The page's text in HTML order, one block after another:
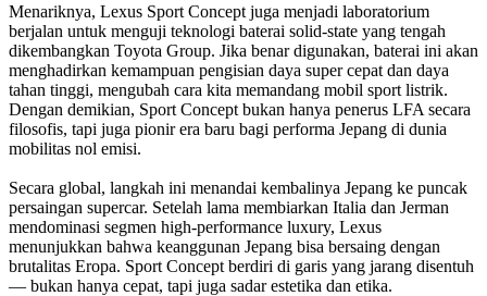
Menariknya, Lexus Sport Concept juga menjadi laboratorium
berjalan untuk menguji teknologi baterai solid-state yang tengah
dikembangkan Toyota Group. Jika benar digunakan, baterai ini akan
menghadirkan kemampuan pengisian daya super cepat dan daya
tahan tinggi, mengubah cara kita memandang mobil sport listrik.
Dengan demikian, Sport Concept bukan hanya penerus LFA secara
filosofis, tapi juga pionir era baru bagi performa Jepang di dunia
mobilitas nol emisi.
Secara global, langkah ini menandai kembalinya Jepang ke puncak
persaingan supercar. Setelah lama membiarkan Italia dan Jerman
mendominasi segmen high-performance luxury, Lexus
menunjukkan bahwa keanggunan Jepang bisa bersaing dengan
brutalitas Eropa. Sport Concept berdiri di garis yang jarang disentuh
— bukan hanya cepat, tapi juga sadar estetika dan etika.